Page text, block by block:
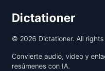
Dictationer
© 2026 Dictationer. All
Convierte audio, video y
resúmenes con IA.